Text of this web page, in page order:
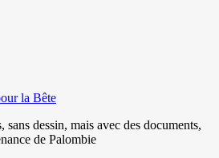
la Bête
sans dessin, mais avec des documents,
de Palombie